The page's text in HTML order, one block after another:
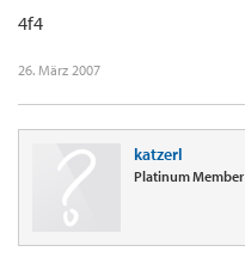
4f4
26. März 2007
katzerl
Platinum Member